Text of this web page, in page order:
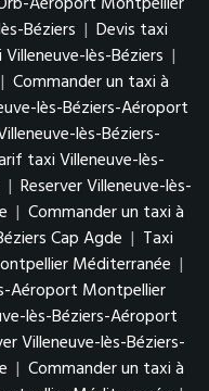
Béziers | Devis taxi
lès-Béziers |
| Commander un taxi à
lès-Béziers-Aéroport
lès-Béziers-
taxi Villeneuve-lès-
| Reserver Villeneuve-lès-
| Commander un taxi à
Cap Agde | Taxi
Méditerranée |
Aéroport Montpellier
lès-Béziers-Aéroport
Villeneuve-lès-Béziers-
| Commander un taxi à